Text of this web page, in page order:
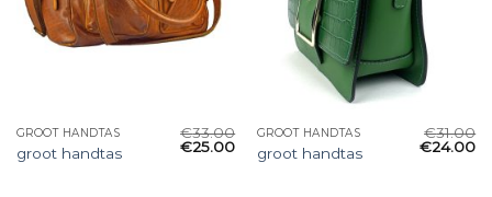
GROOT HANDTAS
groot handtas
€33.00
€25.00
GROOT HANDTAS
groot handtas
€31.00
€24.00